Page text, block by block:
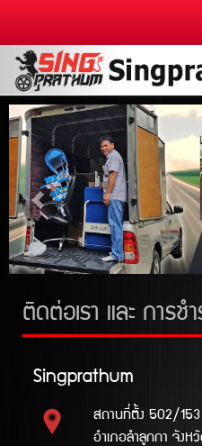
ติดต่อเรา และ การชำ
Singprathum
สถานที่ตั้ง 502/
อำเภอลำลูกกา จังห